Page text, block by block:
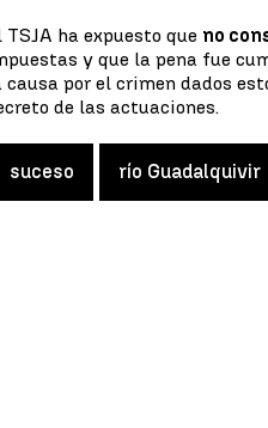
TSJA ha expuesto que no
y que la pena fue
causa por el crimen dados
de las actuaciones.
suceso río Guadalquivir